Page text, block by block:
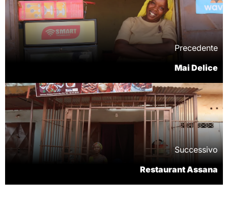
Precedente
Mai Delice
Successivo
Restaurant Assana